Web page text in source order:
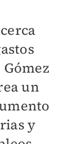
un
y